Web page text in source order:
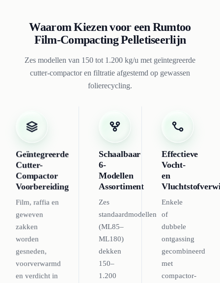
Waarom Kiezen voor een Rumtoo
Film-Compacting Pelletiseerlijn
Zes modellen van 150 tot 1.200 kg/u met geïntegreerde
cutter-compactor en filtratie afgestemd op gewassen
folierecycling.
Geïntegreerde
Cutter-
Compactor
Voorbereiding
Film, raffia en
geweven
zakken
worden
gesneden,
voorverwarmd
en verdicht in
Schaalbaar
6-
Modellen
Assortiment
Zes
standaardmodellen
(ML85–
ML180)
dekken
150–
1.200
Effectieve
Vocht-
en
Enkele
of
dubbele
ontgassing
gecombineerd
met
compactor-